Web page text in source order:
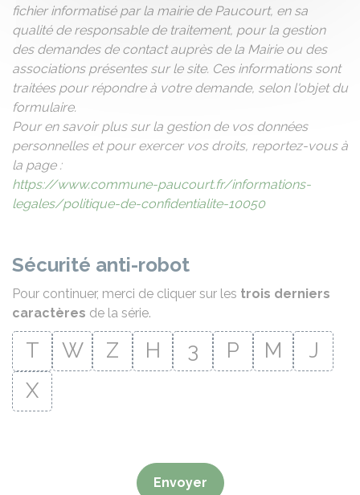
fichier informatisé par la mairie de Paucourt, en sa
qualité de responsable de traitement, pour la gestion
des demandes de contact auprès de la Mairie ou des
associations présentes sur le site. Ces informations sont
traitées pour répondre à votre demande, selon l'objet du
formulaire.
Pour en savoir plus sur la gestion de vos données
personnelles et pour exercer vos droits, reportez-vous à
la page :
https://www.commune-paucourt.fr/informations-
legales/politique-de-confidentialite-10050
Sécurité anti-robot
Pour continuer, merci de cliquer sur les trois derniers
caractères de la série.
T W Z H 3 P M
J
X
Envoyer